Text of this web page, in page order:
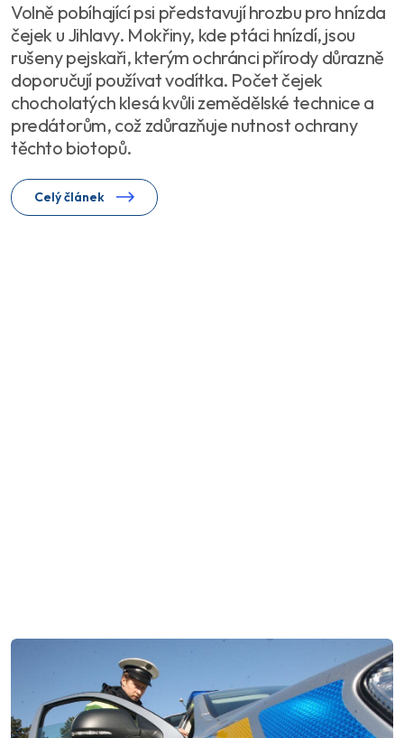
Volně pobíhající psi představují hrozbu pro hnízda
čejek u Jihlavy. Mokřiny, kde ptáci hnízdí, jsou
rušeny pejskaři, kterým ochránci přírody důrazně
doporučují používat vodítka. Počet čejek
chocholatých klesá kvůli zemědělské technice a
predátorům, což zdůrazňuje nutnost ochrany
těchto biotopů.
Celý článek